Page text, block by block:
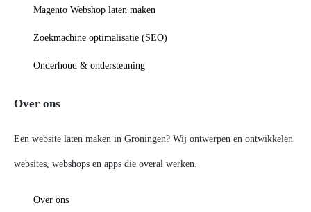
Magento Webshop laten maken
Zoekmachine optimalisatie (SEO)
Onderhoud & ondersteuning
Over ons
Een website laten maken in Groningen? Wij ontwerpen en ontwikkelen
websites, webshops en apps die overal werken.
Over ons